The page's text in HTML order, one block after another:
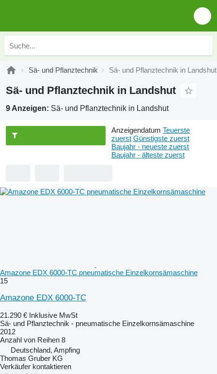
Sä- und Pflanztechnik Sä- und Pflanztechnik in Landshut
Sä- und Pflanztechnik in Landshut
9 Anzeigen: Sä- und Pflanztechnik in Landshut
Anzeigendatum Teuerste
zuerst Günstigste zuerst
Baujahr - neueste zuerst
Baujahr - älteste zuerst
Amazone EDX 6000-TC pneumatische Einzelkornsämaschine
15
Amazone EDX 6000-TC
21.290 € Inklusive MwSt
Sä- und Pflanztechnik - pneumatische Einzelkornsämaschine
2012
Anzahl von Reihen 8
Deutschland, Ampfing
Thomas Gruber KG
Verkäufer kontaktieren